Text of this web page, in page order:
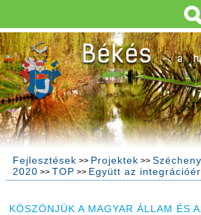
Fejlesztések >> Projektek >>
2020 >> TOP >> Együtt az
KÖSZÖNJÜK A MAGYAR ÁLLAM ÉS